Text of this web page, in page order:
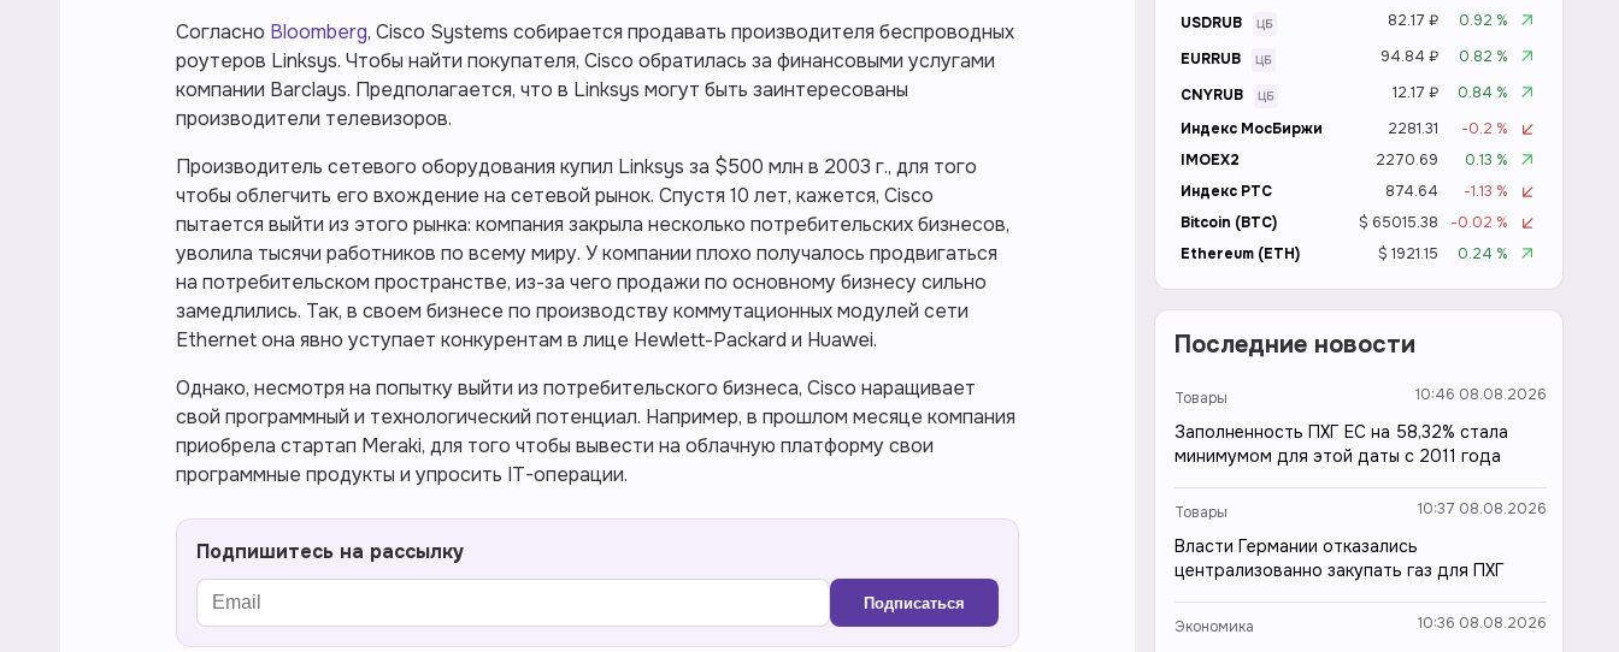
Согласно Bloomberg, Cisco Systems собирается продавать производителя беспроводных
роутеров Linksys. Чтобы найти покупателя, Cisco обратилась за финансовыми услугами
компании Barclays. Предполагается, что в Linksys могут быть заинтересованы
производители телевизоров.
Производитель сетевого оборудования купил Linksys за $500 млн в 2003 г., для того
чтобы облегчить его вхождение на сетевой рынок. Спустя 10 лет, кажется, Cisco
пытается выйти из этого рынка: компания закрыла несколько потребительских бизнесов,
уволила тысячи работников по всему миру. У компании плохо получалось продвигаться
на потребительском пространстве, из-за чего продажи по основному бизнесу сильно
замедлились. Так, в своем бизнесе по производству коммутационных модулей сети
Ethernet она явно уступает конкурентам в лице Hewlett-Packard и Huawei.
Однако, несмотря на попытку выйти из потребительского бизнеса, Cisco наращивает
свой программный и технологический потенциал. Например, в прошлом месяце компания
приобрела стартап Meraki, для того чтобы вывести на облачную платформу свои
программные продукты и упросить IT-операции.
Подпишитесь на рассылку
Подписаться
USDRUB 82.17 ₽
0.92 %
EURRUB
94.84 ₽
0.82 %
CNYRUB
12.17 ₽
0.84 %
Индекс МосБиржи
2281.31
-0.2 %
IMOEX2
2270.69
0.13 %
Индекс РТС
874.64
-1.13 %
Bitcoin (BTC)
$ 65015.38
-0.02 %
Ethereum (ETH)
$ 1921.15 0.24 %
Последние новости
Товары 10:46 08.08.2026
Заполненность ПХГ ЕС на 58,32% стала
минимумом для этой даты с 2011 года
Товары 10:37 08.08.2026
Власти Германии отказались
централизованно закупать газ для ПХГ
Экономика 10:36 08.08.2026